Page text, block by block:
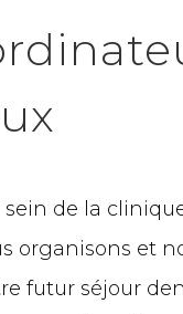
de la
organisons et
futur séjour